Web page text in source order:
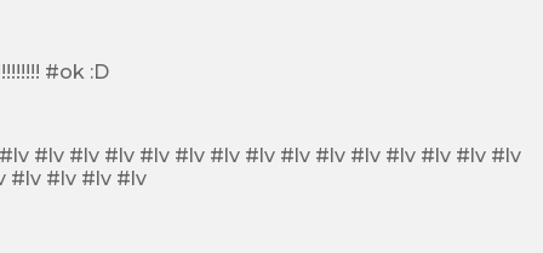
i veri one direction sono decisamente più belli!! Vi adoro 1D!!!!!!!!!!! #ok :D
#lv #lv #lv #lv #lv #lv #lv #lv #lv #lv #lv #lv #lv #lv #lv #lv #lv #lv #lv #lv #lv